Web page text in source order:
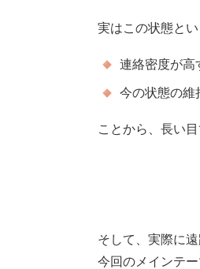
実はこの状態と
連絡密度が高
今の状態の維
ことから、長い
そして、実際に
今回のメインテ